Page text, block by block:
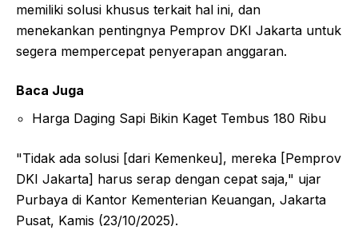
memiliki solusi khusus terkait hal ini, dan
menekankan pentingnya Pemprov DKI Jakarta untuk
segera mempercepat penyerapan anggaran.
Baca Juga
Harga Daging Sapi Bikin Kaget Tembus 180 Ribu
"Tidak ada solusi [dari Kemenkeu], mereka [Pemprov
DKI Jakarta] harus serap dengan cepat saja," ujar
Purbaya di Kantor Kementerian Keuangan, Jakarta
Pusat, Kamis (23/10/2025).